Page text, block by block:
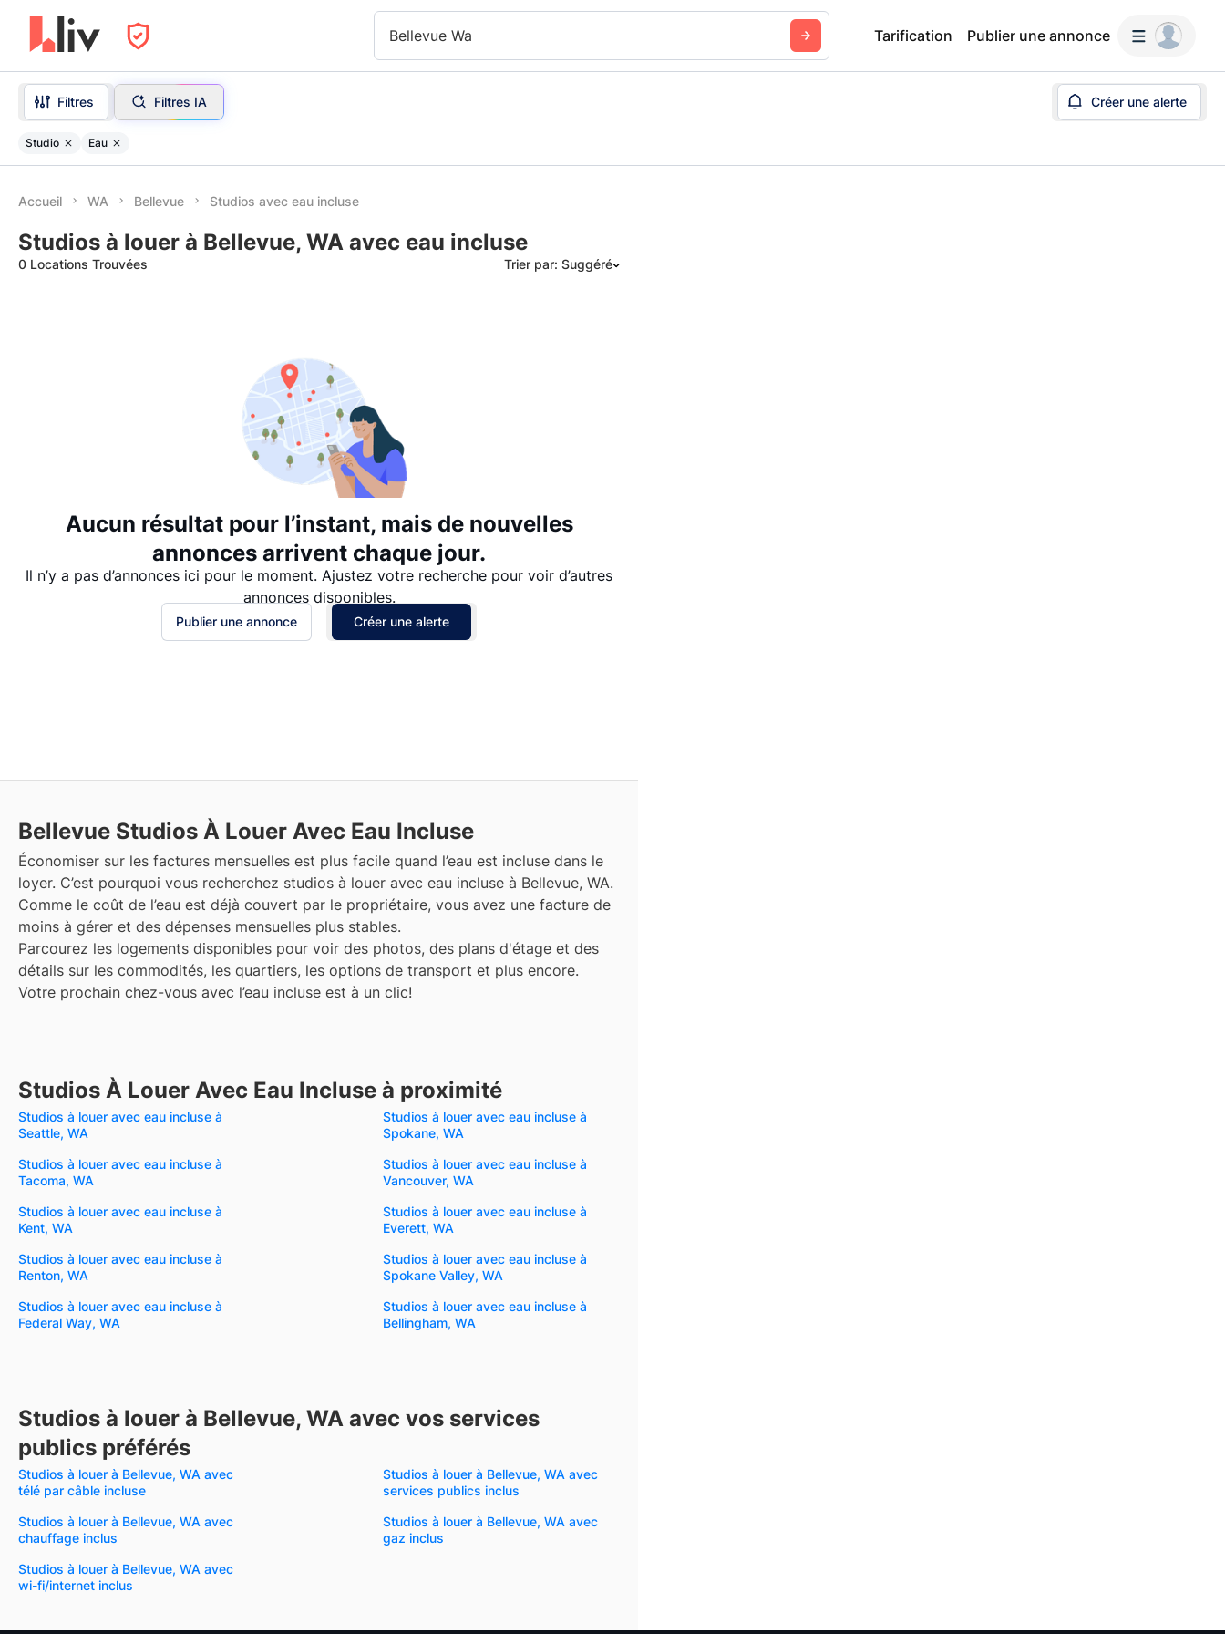
Bellevue Wa Tarification Publier une annonce
Filtres Filtres IA Créer une alerte
Studio Eau
Accueil WA Bellevue Studios avec eau incluse
Studios à louer à Bellevue, WA avec eau incluse
0 Locations Trouvées Trier par: Suggéré
Aucun résultat pour l’instant, mais de nouvelles
annonces arrivent chaque jour.
Il n’y a pas d’annonces ici pour le moment. Ajustez votre recherche pour voir d’autres
annonces disponibles.
Publier une annonce Créer une alerte
Bellevue Studios À Louer Avec Eau Incluse
Économiser sur les factures mensuelles est plus facile quand l’eau est incluse dans le
loyer. C’est pourquoi vous recherchez studios à louer avec eau incluse à Bellevue, WA.
Comme le coût de l’eau est déjà couvert par le propriétaire, vous avez une facture de
moins à gérer et des dépenses mensuelles plus stables.
Parcourez les logements disponibles pour voir des photos, des plans d'étage et des
détails sur les commodités, les quartiers, les options de transport et plus encore.
Votre prochain chez-vous avec l’eau incluse est à un clic!
Studios À Louer Avec Eau Incluse à proximité
Studios à louer avec eau incluse à
Seattle, WA
Studios à louer avec eau incluse à
Spokane, WA
Studios à louer avec eau incluse à
Tacoma, WA
Studios à louer avec eau incluse à
Vancouver, WA
Studios à louer avec eau incluse à
Kent, WA
Studios à louer avec eau incluse à
Everett, WA
Studios à louer avec eau incluse à
Renton, WA
Studios à louer avec eau incluse à
Spokane Valley, WA
Studios à louer avec eau incluse à
Federal Way, WA
Studios à louer avec eau incluse à
Bellingham, WA
Studios à louer à Bellevue, WA avec vos services
publics préférés
Studios à louer à Bellevue, WA avec
télé par câble incluse
Studios à louer à Bellevue, WA avec
services publics inclus
Studios à louer à Bellevue, WA avec
chauffage inclus
Studios à louer à Bellevue, WA avec
gaz inclus
Studios à louer à Bellevue, WA avec
wi-fi/internet inclus